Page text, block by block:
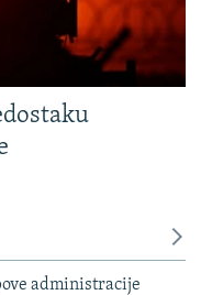
administracije